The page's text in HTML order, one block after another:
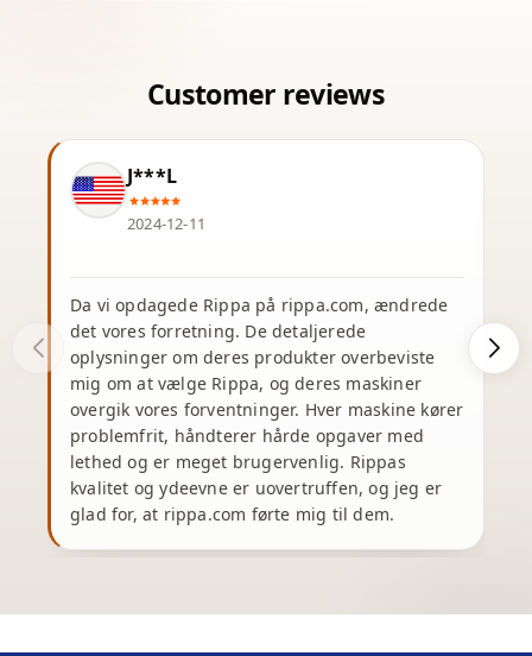
J***L
2024-12-11
Da vi opdagede Rippa på rippa.com, ændrede
det vores forretning. De detaljerede
oplysninger om deres produkter overbeviste
mig om at vælge Rippa, og deres maskiner
overgik vores forventninger. Hver maskine kører
problemfrit, håndterer hårde opgaver med
lethed og er meget brugervenlig. Rippas
kvalitet og ydeevne er uovertruffen, og jeg er
glad for, at rippa.com førte mig til dem.